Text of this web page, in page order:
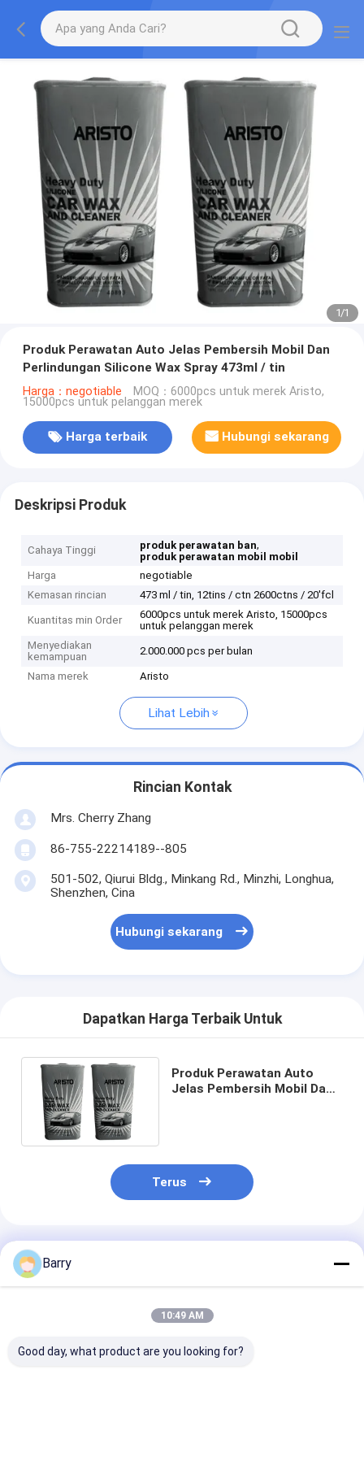
1/1
Produk Perawatan Auto Jelas Pembersih Mobil Dan
Perlindungan Silicone Wax Spray 473ml / tin
Harga：negotiable MOQ：6000pcs untuk merek Aristo,
15000pcs untuk pelanggan merek
Harga terbaik Hubungi sekarang
Deskripsi Produk
Cahaya Tinggi produk perawatan ban,
produk perawatan mobil mobil
Harga
negotiable
Kemasan rincian
473 ml / tin, 12tins / ctn 2600ctns / 20'fcl
Kuantitas min Order
6000pcs untuk merek Aristo, 15000pcs
untuk pelanggan merek
Menyediakan
kemampuan
2.000.000 pcs per bulan
Nama merek Aristo
Lihat Lebih
Rincian Kontak
Mrs. Cherry Zhang
86-755-22214189--805
501-502, Qiurui Bldg., Minkang Rd., Minzhi, Longhua,
Shenzhen, Cina
Hubungi sekarang
Dapatkan Harga Terbaik Untuk
Produk Perawatan Auto
Jelas Pembersih Mobil Dan
Terus
Rekomendasi Produk
Barry
10:49 AM
Good day, what product are you looking for?